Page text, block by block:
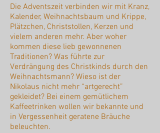
Die Adventszeit verbinden wir mit Kranz,
Kalender, Weihnachtsbaum und Krippe,
Plätzchen, Christstollen, Kerzen und
vielem anderen mehr. Aber woher
kommen diese lieb gewonnenen
Traditionen? Was führte zur
Verdrängung des Christkinds durch den
Weihnachtsmann? Wieso ist der
Nikolaus nicht mehr “artgerecht”
gekleidet? Bei einem gemütlichem
Kaffeetrinken wollen wir bekannte und
in Vergessenheit geratene Bräuche
beleuchten.